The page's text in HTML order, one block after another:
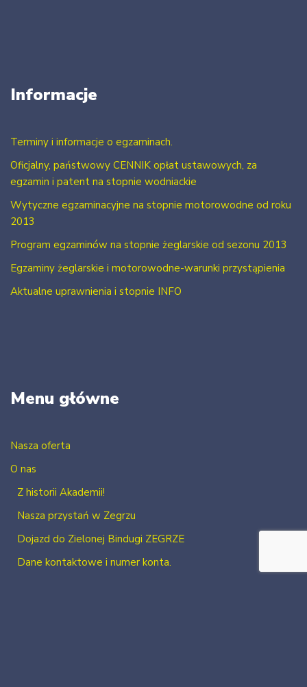
Informacje
Terminy i informacje o egzaminach.
Oficjalny, państwowy CENNIK opłat ustawowych, za
egzamin i patent na stopnie wodniackie
Wytyczne egzaminacyjne na stopnie motorowodne od roku
2013
Program egzaminów na stopnie żeglarskie od sezonu 2013
Egzaminy żeglarskie i motorowodne-warunki przystąpienia
Aktualne uprawnienia i stopnie INFO
Menu główne
Nasza oferta
O nas
Z historii Akademii!
Nasza przystań w Zegrzu
Dojazd do Zielonej Bindugi ZEGRZE
Dane kontaktowe i numer konta.